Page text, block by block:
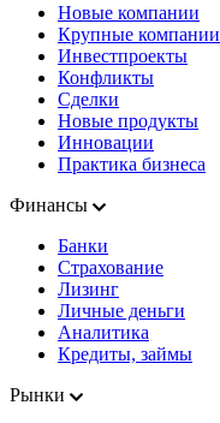
Новые компании
Крупные компании
Инвестпроекты
Конфликты
Сделки
Новые продукты
Инновации
Практика бизнеса
Финансы
Банки
Страхование
Лизинг
Личные деньги
Аналитика
Кредиты, займы
Рынки